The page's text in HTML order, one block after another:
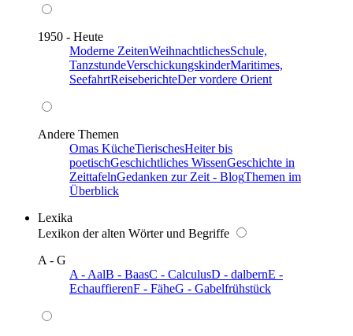
1950 - Heute
Moderne ZeitenWeihnachtlichesSchule,
TanzstundeVerschickungskinderMaritimes,
SeefahrtReiseberichteDer vordere Orient
Andere Themen
Omas KücheTierischesHeiter bis
poetischGeschichtliches WissenGeschichte in
ZeittafelnGedanken zur Zeit - BlogThemen im
Überblick
Lexika
Lexikon der alten Wörter und Begriffe
A - G
A - AalB - BaasC - CalculusD - dalbernE -
EchauffierenF - FäheG - Gabelfrühstück